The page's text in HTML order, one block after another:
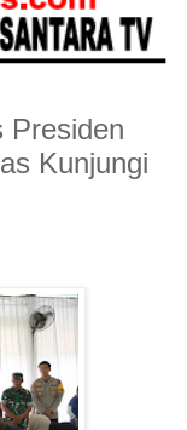
Presiden
Kunjungi